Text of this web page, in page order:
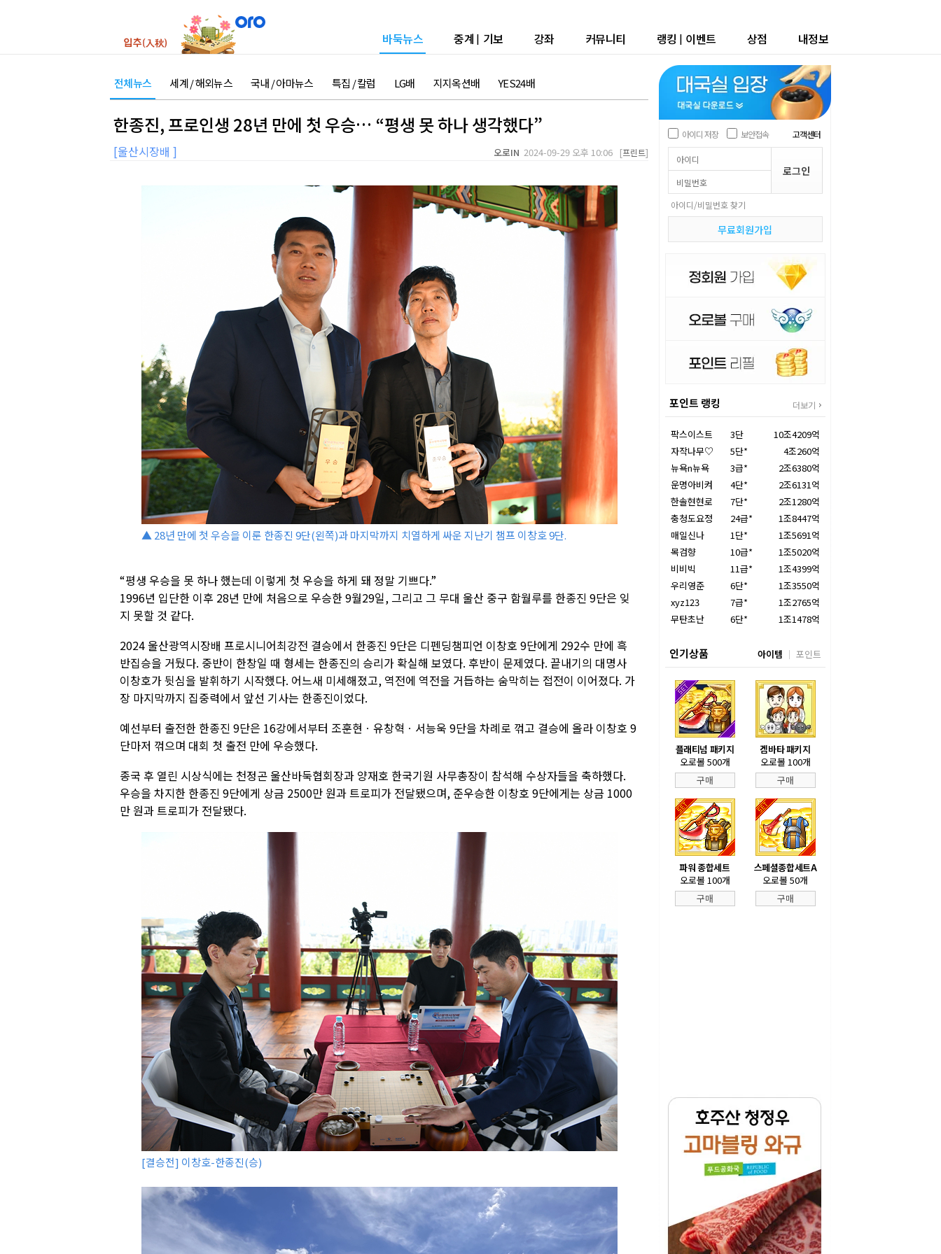
바둑뉴스 중계 | 기보 강좌 커뮤니티 랭킹 | 이벤트 상점 내정보
전체뉴스 세계 / 해외뉴스 국내 / 아마뉴스 특집 / 칼럼 LG배 지지옥션배 YES24배
한종진, 프로인생 28년 만에 첫 우승… “평생 못 하나 생각했다”
[울산시장배 ] 오로IN 2024-09-29 오후 10:06 [프린트]
▲ 28년 만에 첫 우승을 이룬 한종진 9단(왼쪽)과 마지막까지 치열하게 싸운 지난기 챔프 이창호 9단.
“평생 우승을 못 하나 했는데 이렇게 첫 우승을 하게 돼 정말 기쁘다.”
1996년 입단한 이후 28년 만에 처음으로 우승한 9월29일, 그리고 그 무대 울산 중구 함월루를 한종진 9단은 잊
지 못할 것 같다.
2024 울산광역시장배 프로시니어최강전 결승에서 한종진 9단은 디펜딩챔피언 이창호 9단에게 292수 만에 흑
반집승을 거뒀다. 중반이 한창일 때 형세는 한종진의 승리가 확실해 보였다. 후반이 문제였다. 끝내기의 대명사
이창호가 뒷심을 발휘하기 시작했다. 어느새 미세해졌고, 역전에 역전을 거듭하는 숨막히는 접전이 이어졌다. 가
장 마지막까지 집중력에서 앞선 기사는 한종진이었다.
예선부터 출전한 한종진 9단은 16강에서부터 조훈현ㆍ유창혁ㆍ서능욱 9단을 차례로 꺾고 결승에 올라 이창호 9
단마저 꺾으며 대회 첫 출전 만에 우승했다.
종국 후 열린 시상식에는 천정곤 울산바둑협회장과 양재호 한국기원 사무총장이 참석해 수상자들을 축하했다.
우승을 차지한 한종진 9단에게 상금 2500만 원과 트로피가 전달됐으며, 준우승한 이창호 9단에게는 상금 1000
만 원과 트로피가 전달됐다.
[결승전] 이창호-한종진(승)
아이디 저장 보안접속 고객센터
아이디/비밀번호 찾기
무료회원가입
포인트 랭킹 더보기
팍스이스트 3단
10조4209억
자작나무♡
5단*
4조260억
뉴욕n뉴욕
3급*
2조6380억
운명아비켜
4단*
2조6131억
한솔현현로
7단*
2조1280억
충청도요정
24급*
1조8447억
매일신나
1단*
1조5691억
목검향
10급*
1조5020억
비비빅
11급*
1조4399억
우리영준
6단*
1조3550억
xyz123
7급*
1조2765억
무탄초난
6단* 1조1478억
인기상품 아이템 포인트
플래티넘 패키지
오로볼 500개
구매
겜바타 패키지
오로볼 100개
구매
파워 종합세트
오로볼 100개
구매
스페셜종합세트A
오로볼 50개
구매